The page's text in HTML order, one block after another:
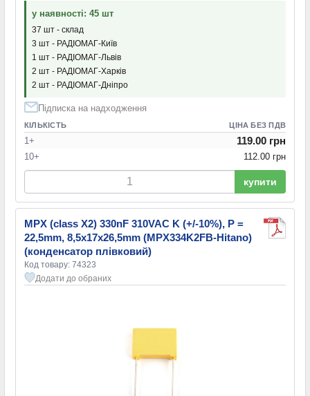
у наявності: 45 шт
37 шт - склад
3 шт - РАДІОМАГ-Київ
1 шт - РАДІОМАГ-Львів
2 шт - РАДІОМАГ-Харків
2 шт - РАДІОМАГ-Дніпро
Підписка на надходження
КІЛЬКІСТЬ ЦІНА БЕЗ ПДВ
1+ 119.00 грн
10+ 112.00 грн
купити
MPX (class X2) 330nF 310VAC K (+/-10%), P =
22,5mm, 8,5x17x26,5mm (MPX334K2FB-Hitano)
(конденсатор плівковий)
Код товару: 74323
Додати до обраних